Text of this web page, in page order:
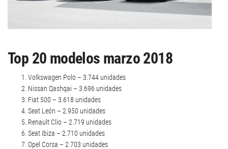
Top 20 modelos marzo 2018
Volkswagen Polo – 3.744 unidades
Nissan Qashqai – 3.696 unidades
Fiat 500 – 3.618 unidades
Seat León – 2.950 unidades
Renault Clio – 2.719 unidades
Seat Ibiza – 2.710 unidades
Opel Corsa – 2.703 unidades